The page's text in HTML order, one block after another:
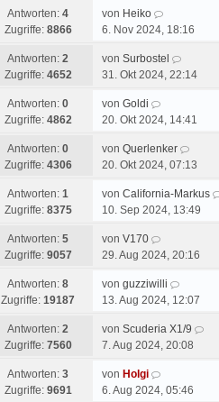
Antworten: 4
Zugriffe: 8866
von Heiko
6. Nov 2024, 18:16
Antworten: 2
Zugriffe: 4652
von Surbostel
31. Okt 2024, 22:14
Antworten: 0
Zugriffe: 4862
von Goldi
20. Okt 2024, 14:41
Antworten: 0
Zugriffe: 4306
von Querlenker
20. Okt 2024, 07:13
Antworten: 1
Zugriffe: 8375
von California-Markus
10. Sep 2024, 13:49
Antworten: 5
Zugriffe: 9057
von V170
29. Aug 2024, 20:16
Antworten: 8
Zugriffe: 19187
von guzziwilli
13. Aug 2024, 12:07
Antworten: 2
Zugriffe: 7560
von Scuderia X1/9
7. Aug 2024, 20:08
Antworten: 3
Zugriffe: 9691
von Holgi
6. Aug 2024, 05:46